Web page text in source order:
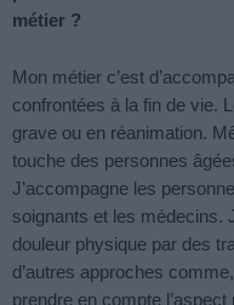
métier ?
Mon métier c’est
confrontées à la fin de vie.
grave ou en réanimation.
touche des personnes
J’accompagne les
soignants et les médecins.
douleur physique par des
d’autres approches
prendre en compte